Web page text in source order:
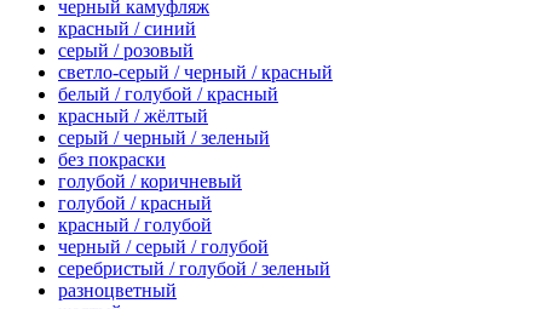
черный камуфляж
красный / синий
серый / розовый
светло-серый / черный / красный
белый / голубой / красный
красный / жёлтый
серый / черный / зеленый
без покраски
голубой / коричневый
голубой / красный
красный / голубой
черный / серый / голубой
серебристый / голубой / зеленый
разноцветный